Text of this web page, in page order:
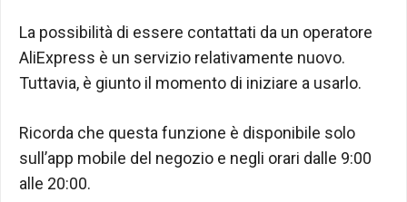
La possibilità di essere contattati da un operatore
AliExpress è un servizio relativamente nuovo.
Tuttavia, è giunto il momento di iniziare a usarlo.
Ricorda che questa funzione è disponibile solo
sull’app mobile del negozio e negli orari dalle 9:00
alle 20:00.